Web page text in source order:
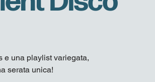
e una playlist variegata,